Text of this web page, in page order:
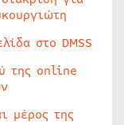
στο DMSS
της online
μέρος της